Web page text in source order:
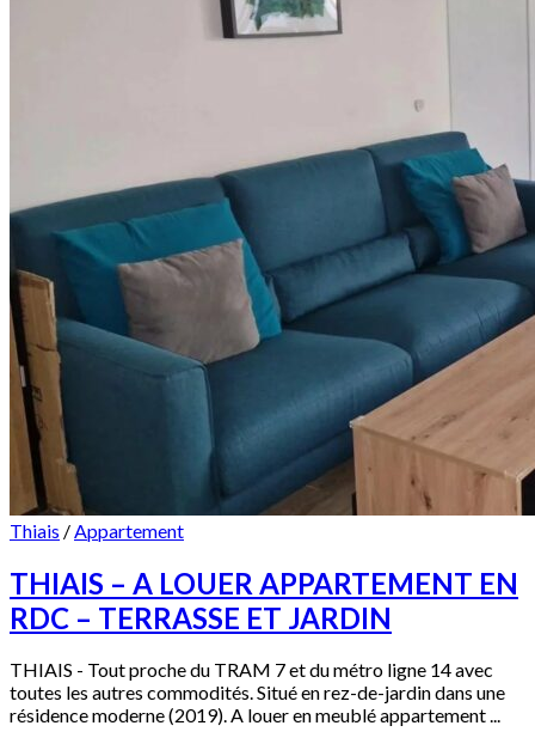
Thiais / Appartement
THIAIS – A LOUER APPARTEMENT EN
RDC – TERRASSE ET JARDIN
THIAIS - Tout proche du TRAM 7 et du métro ligne 14 avec
toutes les autres commodités. Situé en rez-de-jardin dans une
résidence moderne (2019). A louer en meublé appartement ...